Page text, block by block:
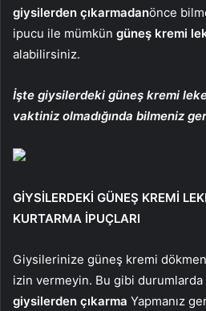
giysilerden çıkarmadanönce
ipucu ile mümkün güneş kremi
alabilirsiniz.
İşte giysilerdeki güneş kremi
vaktiniz olmadığında bilmeniz
GİYSİLERDEKİ GÜNEŞ KREMİ
KURTARMA İPUÇLARI
Giysilerinize güneş kremi
izin vermeyin. Bu gibi durumlarda
giysilerden çıkarma Yapmanız